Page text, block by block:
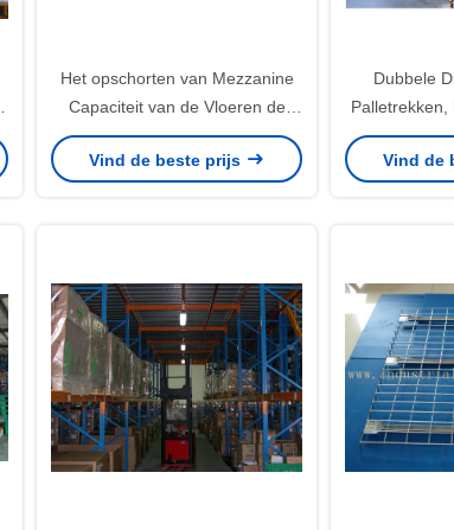
Het opschorten van Mezzanine
Capaciteit van de Vloeren de
Lichte Plicht 450LBS/200kg per
Plank
Vind de beste prijs
Dubbele
Palletrekken,
de
Vind de